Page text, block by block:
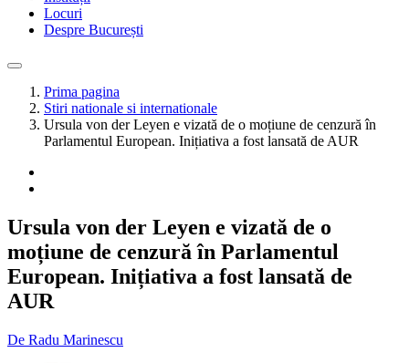
Locuri
Despre București
Prima pagina
Stiri nationale si internationale
Ursula von der Leyen e vizată de o moțiune de cenzură în
Parlamentul European. Inițiativa a fost lansată de AUR
Ursula von der Leyen e vizată de o
moțiune de cenzură în Parlamentul
European. Inițiativa a fost lansată de
AUR
De Radu Marinescu